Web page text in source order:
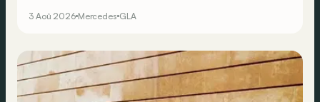
3 Aoû 2026 Mercedes GLA